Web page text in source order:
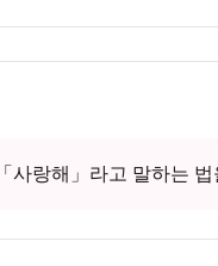
사랑해」라고 말하는